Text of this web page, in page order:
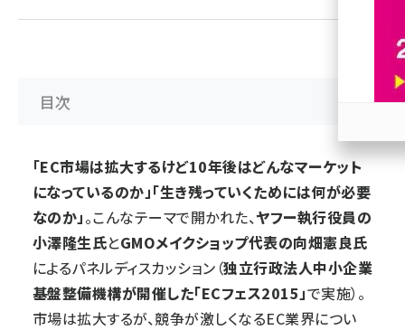
目次
「EC市場は拡大するけど10年後はどんなマーケット
になっているのか」「生き残っていくためには何が必要
なのか」。こんなテーマで開かれた、ヤフー執行役員の
小澤隆生氏とGMOメイクショップ代表の向畑憲良氏
によるパネルディスカッション（独立行政法人中小企業
基盤整備機構が開催した「ECフェス2015」で実施）。
市場は拡大するが、競争が激しくなるEC業界につい
参